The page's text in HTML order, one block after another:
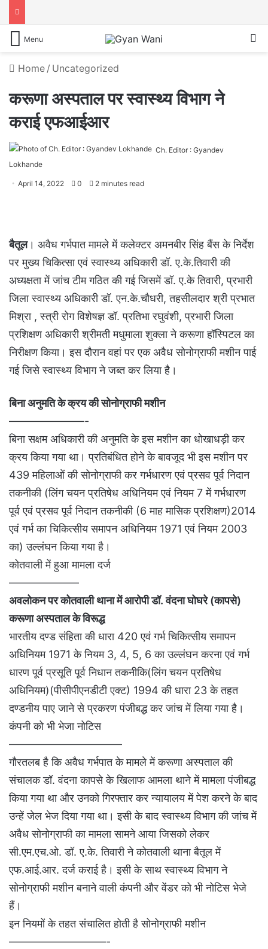
Menu
Home / Uncategorized
करूणा अस्पताल पर स्वास्थ्य विभाग ने
कराई एफआईआर
Ch. Editor : Gyandev
Lokhande
April 14, 2022 0 2 minutes read
बैतूल। अवैध गर्भपात मामले में कलेक्टर अमनबीर सिंह बैंस के निर्देश
पर मुख्य चिकित्सा एवं स्वास्थ्य अधिकारी डॉ. ए.के.तिवारी की
अध्यक्षता में जांच टीम गठित की गई जिसमें डॉ. ए.के तिवारी, प्रभारी
जिला स्वास्थ्य अधिकारी डॉ. एन.के.चौधरी, तहसीलदार श्री प्रभात
मिश्रा , स्त्री रोग विशेषज्ञ डॉ. प्रतिभा रघुवंशी, प्रभारी जिला
प्रशिक्षण अधिकारी श्रीमती मधुमाला शुक्ला ने करूणा हॉस्पिटल का
निरीक्षण किया। इस दौरान वहां पर एक अवैध सोनोग्राफी मशीन पाई
गई जिसे स्वास्थ्य विभाग ने जब्त कर लिया है।
बिना अनुमति के क्रय की सोनोग्राफी मशीन
———————-
बिना सक्षम अधिकारी की अनुमति के इस मशीन का धोखाधड़ी कर
क्रय किया गया था। प्रतिबंधित होने के बावजूद भी इस मशीन पर
439 महिलाओं की सोनोग्राफी कर गर्भधारण एवं प्रसव पूर्व निदान
तकनीकी (लिंग चयन प्रतिषेध अधिनियम एवं नियम 7 में गर्भधारण
पूर्व एवं प्रसव पूर्व निदान तकनीकी (6 माह मासिक प्रशिक्षण)2014
एवं गर्भ का चिकित्सीय समापन अधिनियम 1971 एवं नियम 2003
का) उल्लंघन किया गया है।
कोतवाली में हुआ मामला दर्ज
——————–
अवलोकन पर कोतवाली थाना में आरोपी डॉ. वंदना घोघरे (कापसे)
करूणा अस्पताल के विरूद्ध
भारतीय दण्ड संहिता की धारा 420 एवं गर्भ चिकित्सीय समापन
अधिनियम 1971 के नियम 3, 4, 5, 6 का उल्लंघन करना एवं गर्भ
धारण पूर्व प्रसूति पूर्व निधान तकनीकि(लिंग चयन प्रतिषेध
अधिनियम)(पीसीपीएनडीटी एक्ट) 1994 की धारा 23 के तहत
दण्डनीय पाए जाने से प्रकरण पंजीबद्ध कर जांच में लिया गया है।
कंपनी को भी भेजा नोटिस
——————————–
गौरतलब है कि अवैध गर्भपात के मामले में करूणा अस्पताल की
संचालक डॉ. वंदना कापसे के खिलाफ आमला थाने में मामला पंजीबद्ध
किया गया था और उनको गिरफ्तार कर न्यायालय में पेश करने के बाद
उन्हें जेल भेज दिया गया था। इसी के बाद स्वास्थ्य विभाग की जांच में
अवैध सोनोग्राफी का मामला सामने आया जिसको लेकर
सी.एम.एच.ओ. डॉ. ए.के. तिवारी ने कोतवाली थाना बैतूल में
एफ.आई.आर. दर्ज कराई है। इसी के साथ स्वास्थ्य विभाग ने
सोनोग्राफी मशीन बनाने वाली कंपनी और वेंडर को भी नोटिस भेजे
हैं।
इन नियमों के तहत संचालित होती है सोनोग्राफी मशीन
—————————-